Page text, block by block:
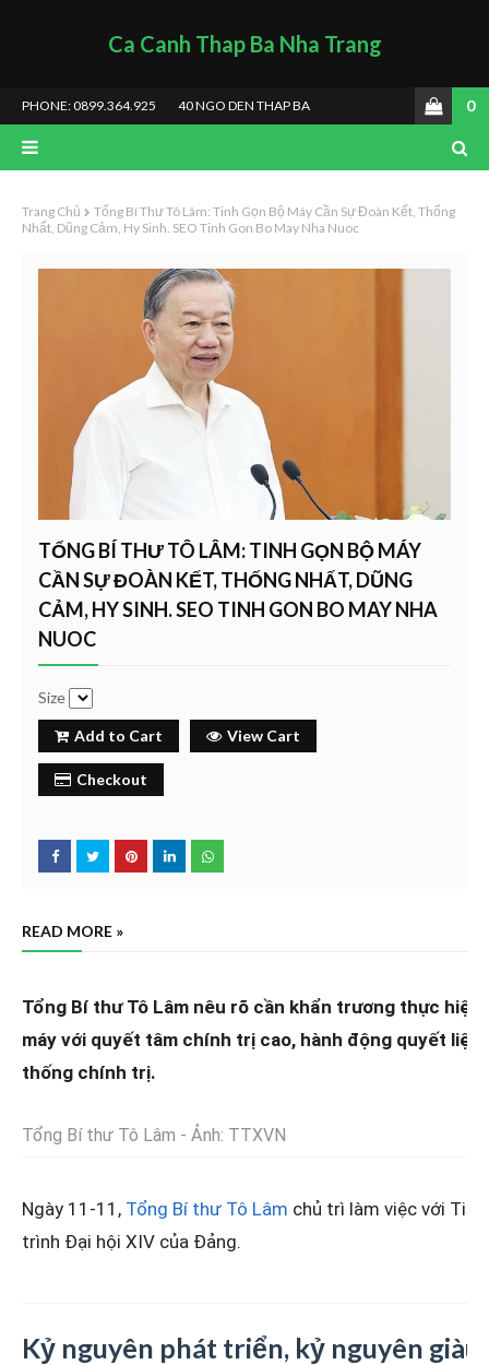
Ca Canh Thap Ba Nha Trang
PHONE: 0899.364.925 40 NGO DEN THAP BA 0
Trang Chủ
Tổng Bí Thư Tô Lâm: Tinh Gọn Bộ Máy Cần Sự Đoàn Kết, Thống
Nhất, Dũng Cảm, Hy Sinh. SEO Tinh Gon Bo May Nha Nuoc
TỔNG BÍ THƯ TÔ LÂM: TINH GỌN BỘ MÁY
CẦN SỰ ĐOÀN KẾT, THỐNG NHẤT, DŨNG
CẢM, HY SINH. SEO TINH GON BO MAY NHA
NUOC
Size
Add to Cart View Cart
Checkout
READ MORE »
Tổng Bí thư Tô Lâm nêu rõ cần khẩn trương thực
máy với quyết tâm chính trị cao, hành động quyết
thống chính trị.
Tổng Bí thư Tô Lâm - Ảnh: TTXVN
Ngày 11-11, Tổng Bí thư Tô Lâm chủ trì làm việc với
trình Đại hội XIV của Đảng.
Kỷ nguyên phát triển, kỷ nguyên giàu